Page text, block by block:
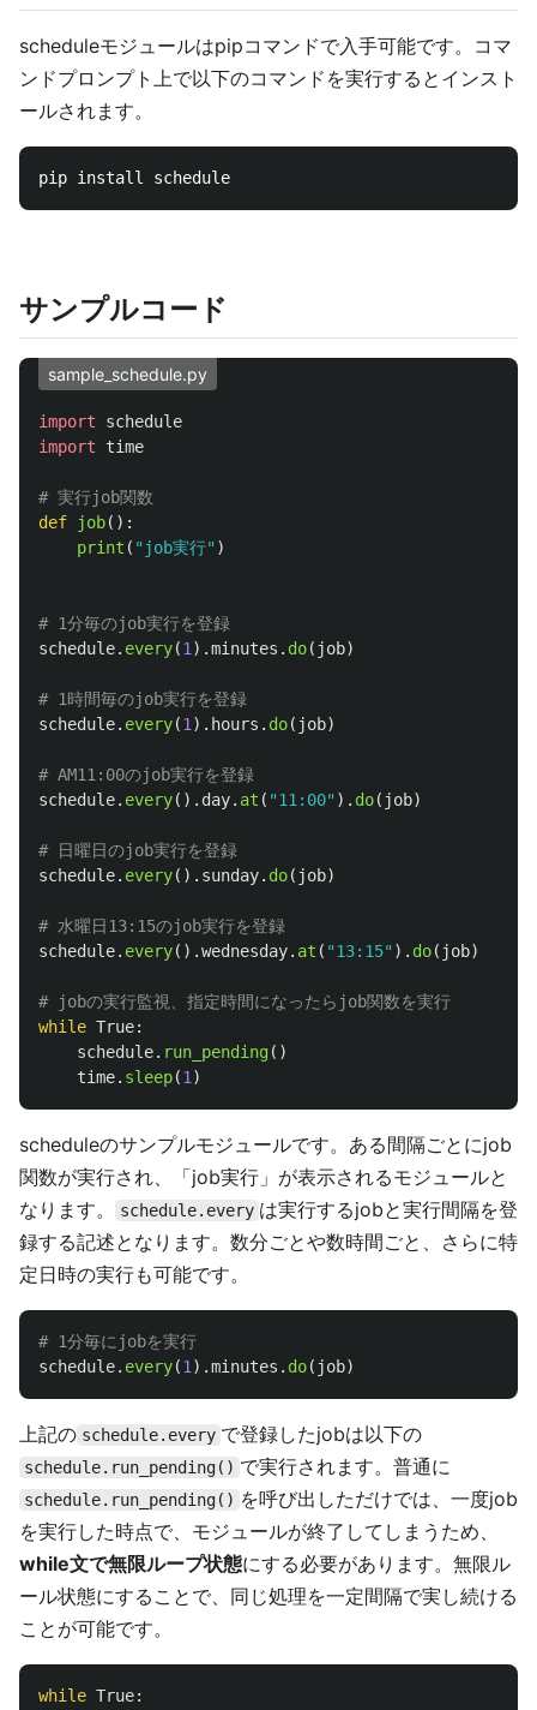
scheduleモジュールはpipコマンドで入手可能です。コマ
ンドプロンプト上で以下のコマンドを実行するとインスト
ールされます。
サンプルコード
sample_schedule.py
import
schedule
import
time
def
job():
print ( " job実行" )
schedule. every(1 ).minutes . do( job)
schedule. every(1 ). hours . do( job)
schedule. every(). day. at ( "11:00" ). do( job)
schedule. every(). sunday. do( job)
schedule. every().wednesday. at ( "13:15" ). do( job)
while True:
schedule. run_pending()
time. sleep(1 )
scheduleのサンプルモジュールです。ある間隔ごとにjob
関数が実行され、「job実行」が表示されるモジュールと
なります。
schedule.every は実行するjobと実行間隔を登
録する記述となります。数分ごとや数時間ごと、さらに特
定日時の実行も可能です。
schedule. every(1 ).minutes . do( job)
上記の schedule.every で登録したjobは以下の
schedule.run_pending() で実行されます。普通に
schedule.run_pending() を呼び出しただけでは、一度job
を実行した時点で、モジュールが終了してしまうため、
while文で無限ループ状態にする必要があります。無限ル
ール状態にすることで、同じ処理を一定間隔で実し続ける
ことが可能です。
while True: